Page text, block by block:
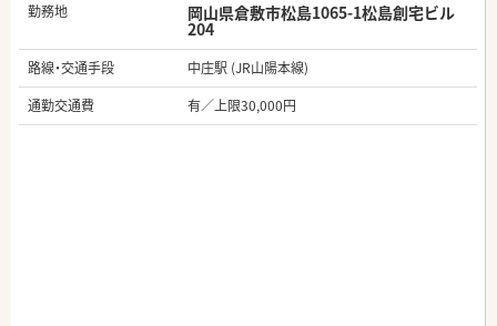
勤務地 岡山県倉敷市松島1065-1松島創宅ビル
204
路線・交通手段
中庄駅 (JR山陽本線)
通勤交通費
有／上限30,000円